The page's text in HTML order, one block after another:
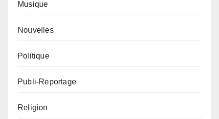
Musique
Nouvelles
Politique
Publi-Reportage
Religion